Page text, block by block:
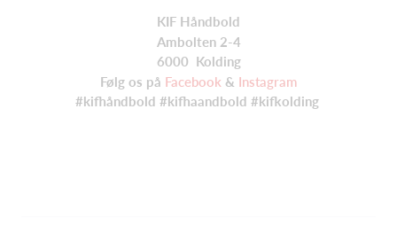
KIF Håndbold
Ambolten 2-4
6000 Kolding
Følg os på Facebook & Instagram
#kifhåndbold #kifhaandbold #kifkolding